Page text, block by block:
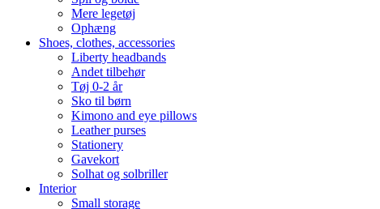
Mere legetøj
Ophæng
Shoes, clothes, accessories
Liberty headbands
Andet tilbehør
Tøj 0-2 år
Sko til børn
Kimono and eye pillows
Leather purses
Stationery
Gavekort
Solhat og solbriller
Interior
Small storage